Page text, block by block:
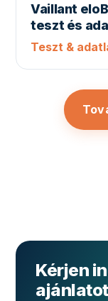
Vaillant
teszt és
Teszt &
Kérjen
ajánlatot